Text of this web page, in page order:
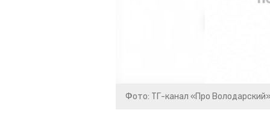
Фото: ТГ-канал «Про